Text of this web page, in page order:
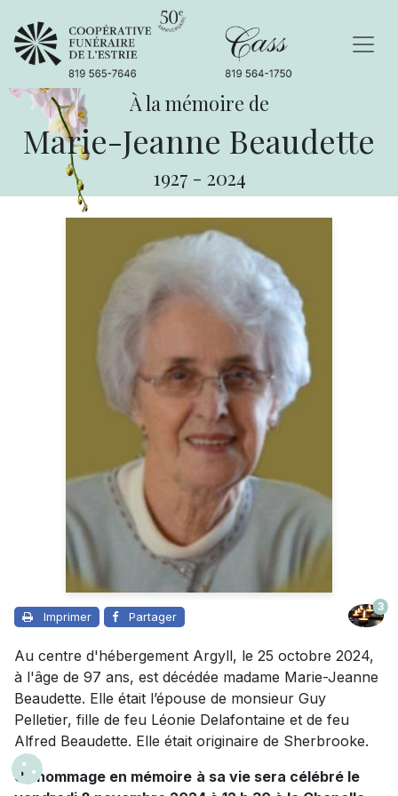
À la mémoire de
Marie-Jeanne Beaudette
1927 - 2024
Imprimer Partager
3
Au centre d'hébergement Argyll, le 25 octobre 2024,
à l'âge de 97 ans, est décédée madame Marie-Jeanne
Beaudette. Elle était l’épouse de monsieur Guy
Pelletier, fille de feu Léonie Delafontaine et de feu
Alfred Beaudette. Elle était originaire de Sherbrooke.
Un hommage en mémoire à sa vie sera célébré le